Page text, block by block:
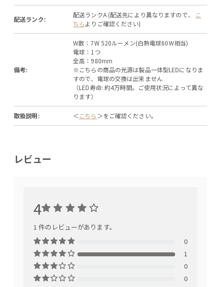
配送ランク:
配送ランクA (配送先により異なりますので、
こ
ちらよりご確認ください)
備考:
W数：7W 520ルーメン(白熱電球60W相当)
電球：1つ
全高：980mm
※こちらの商品の光源は製品一体型LEDになりま
すので、電球の交換は出来ません
（LED寿命: 約4万時間。ご使用状況によって異な
ります）
取扱説明: ＜こちら ＞をご確認ください。
レビュー
4
1 件のレビューがあります。
0
1
0
0